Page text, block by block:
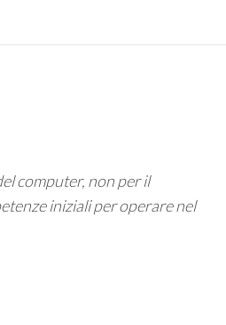
computer, non per il
iniziali per operare nel